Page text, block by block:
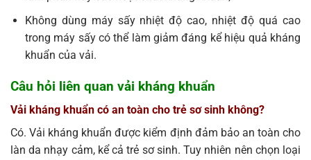
Không dùng máy sấy nhiệt độ cao, nhiệt độ quá cao
trong máy sấy có thể làm giảm đáng kể hiệu quả kháng
khuẩn của vải.
Câu hỏi liên quan vải kháng khuẩn
Vải kháng khuẩn có an toàn cho trẻ sơ sinh không?
Có. Vải kháng khuẩn được kiểm định đảm bảo an toàn cho
làn da nhạy cảm, kể cả trẻ sơ sinh. Tuy nhiên nên chọn loại